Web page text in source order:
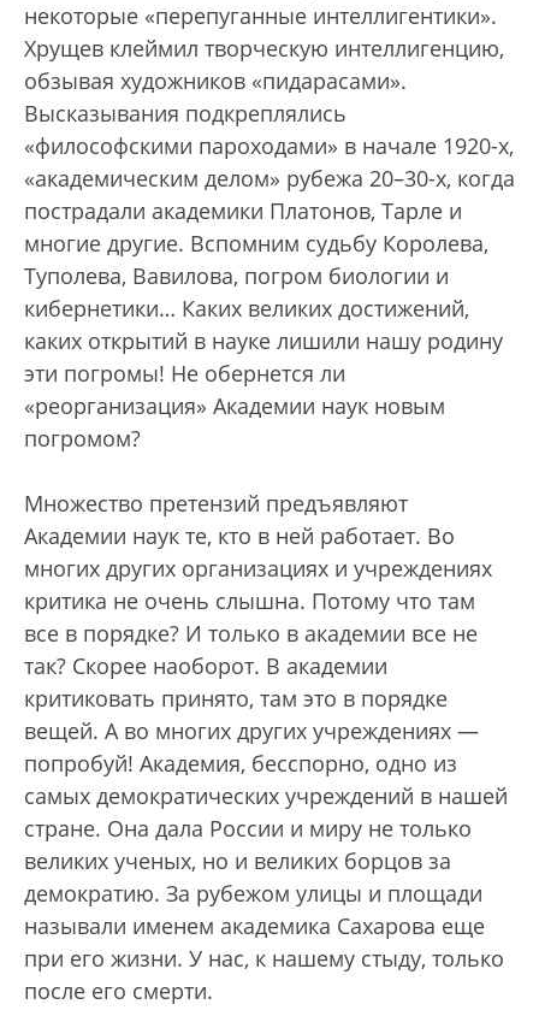
некоторые «перепуганные интеллигентики».
Хрущев клеймил творческую интеллигенцию,
обзывая художников «пидарасами».
Высказывания подкреплялись
«философскими пароходами» в начале 1920-х,
«академическим делом» рубежа 20–30-х, когда
пострадали академики Платонов, Тарле и
многие другие. Вспомним судьбу Королева,
Туполева, Вавилова, погром биологии и
кибернетики… Каких великих достижений,
каких открытий в науке лишили нашу родину
эти погромы! Не обернется ли
«реорганизация» Академии наук новым
погромом?
Множество претензий предъявляют
Академии наук те, кто в ней работает. Во
многих других организациях и учреждениях
критика не очень слышна. Потому что там
все в порядке? И только в академии все не
так? Скорее наоборот. В академии
критиковать принято, там это в порядке
вещей. А во многих других учреждениях —
попробуй! Академия, бесспорно, одно из
самых демократических учреждений в нашей
стране. Она дала России и миру не только
великих ученых, но и великих борцов за
демократию. За рубежом улицы и площади
называли именем академика Сахарова еще
при его жизни. У нас, к нашему стыду, только
после его смерти.